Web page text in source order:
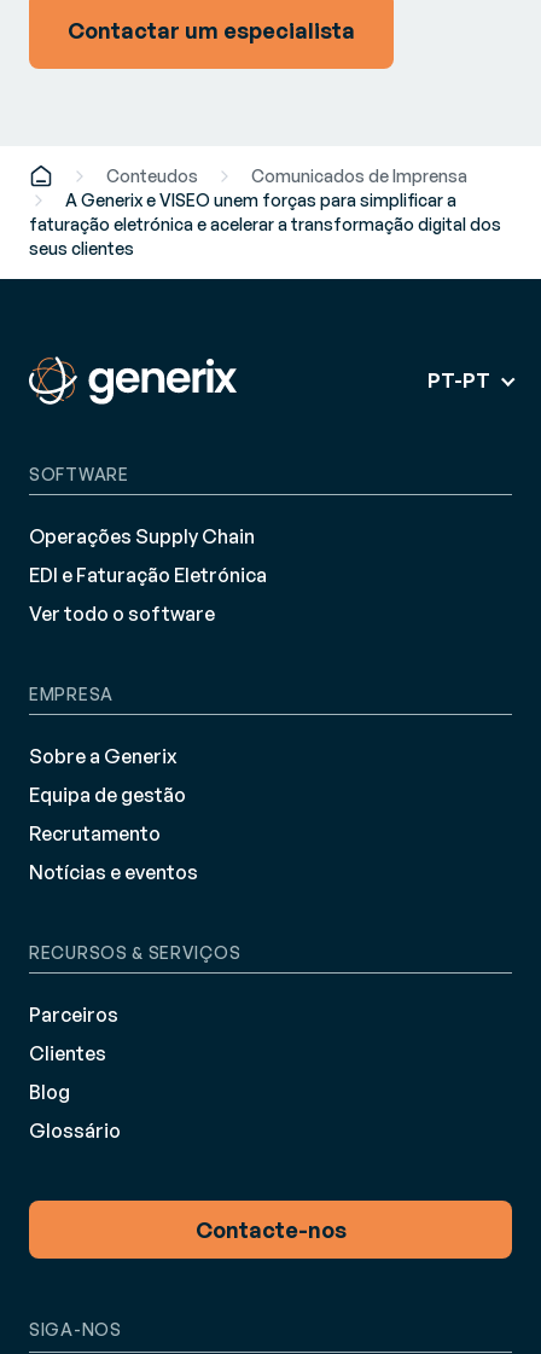
Contactar um especialista
Conteudos
Comunicados de Imprensa
A Generix e VISEO unem forças para simplificar a
faturação eletrónica e acelerar a transformação digital dos
seus clientes
PT-PT
SOFTWARE
Operações Supply Chain
EDI e Faturação Eletrónica
Ver todo o software
EMPRESA
Sobre a Generix
Equipa de gestão
Recrutamento
Notícias e eventos
RECURSOS & SERVIÇOS
Parceiros
Clientes
Blog
Glossário
Contacte-nos
SIGA-NOS